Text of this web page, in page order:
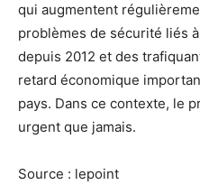
qui augmentent
problèmes de sécurité liés
depuis 2012 et des
retard économique
pays. Dans ce contexte, le
urgent que jamais.
Source : lepoint